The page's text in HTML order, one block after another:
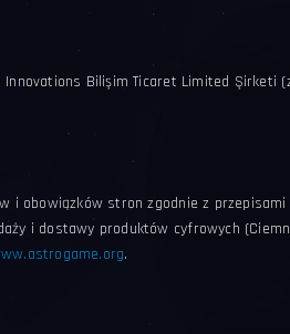
Bilişim Ticaret Limited Şirketi
i obowiązków stron zgodnie z
i dostawy produktów cyfrowych
.